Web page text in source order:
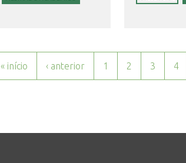
« início ‹ anterior 1 2 3 4